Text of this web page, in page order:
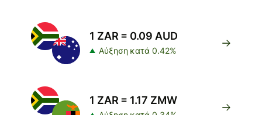
1 ZAR = 0.09 AUD
Αύξηση κατά 0.42%
1 ZAR = 1.17 ZMW